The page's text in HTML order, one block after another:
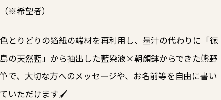
（※希望者）
色とりどりの箔紙の端材を再利用し、墨汁の代わりに「徳
島の天然藍」から抽出した藍染液×朝顔鉢からできた熊野
筆で、大切な方へのメッセージや、お名前等を自由に書い
ていただけます🖌️